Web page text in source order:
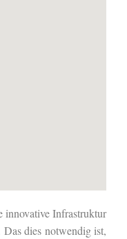
innovative Infrastruktur
dies notwendig ist,